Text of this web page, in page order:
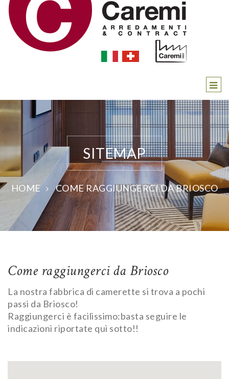
SITEMAP
HOME COME RAGGIUNGERCI DA BRIOSCO
Come raggiungerci da Briosco
La nostra fabbrica di camerette si trova a pochi
passi da Briosco!
Raggiungerci è facilissimo:basta seguire le
indicazioni riportate qui sotto!!